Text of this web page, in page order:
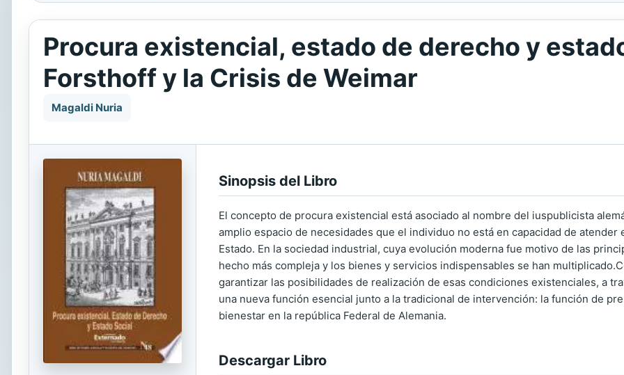
Procura existencial, estado de derecho y
Forsthoff y la Crisis de Weimar
Magaldi Nuria
Sinopsis del Libro
El concepto de procura existencial está asociado al nombre del iuspublicista
amplio espacio de necesidades que el individuo no está en capacidad de
Estado. En la sociedad industrial, cuya evolución moderna fue motivo de las
hecho más compleja y los bienes y servicios indispensables se han
garantizar las posibilidades de realización de esas condiciones existenciales, a
una nueva función esencial junto a la tradicional de intervención: la función de
bienestar en la república Federal de Alemania.
Descargar Libro